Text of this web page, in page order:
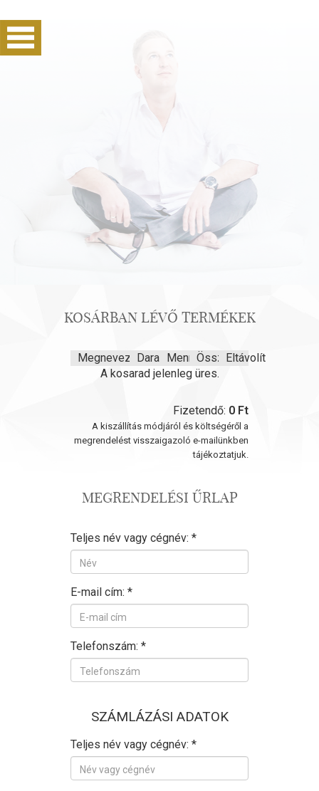
KOSÁRBAN LÉVŐ TERMÉKEK
MegnevezésDarabárMennyiség
ÖsszegEltávolít
A kosarad jelenleg üres.
Fizetendő: 0 Ft
A kiszállítás módjáról és költségéről a
megrendelést visszaigazoló e-mailünkben
tájékoztatjuk.
MEGRENDELÉSI ŰRLAP
Teljes név vagy cégnév: *
E-mail cím: *
Telefonszám: *
SZÁMLÁZÁSI ADATOK
Teljes név vagy cégnév: *